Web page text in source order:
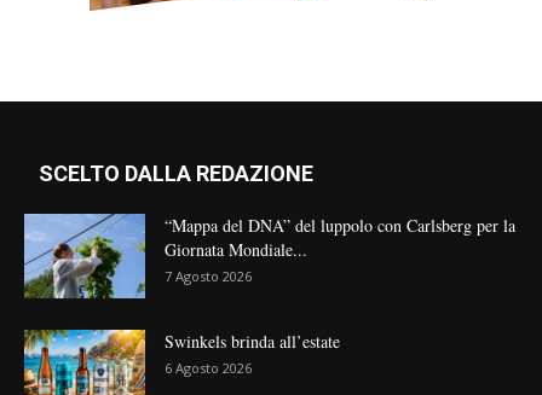
SCELTO DALLA REDAZIONE
“Mappa del DNA” del luppolo con Carlsberg per la
Giornata Mondiale...
7 Agosto 2026
Swinkels brinda all’estate
6 Agosto 2026